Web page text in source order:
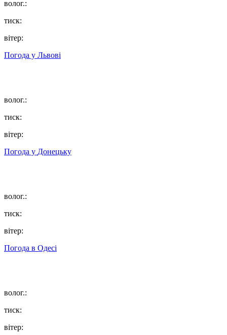
волог.:
тиск:
вітер:
Погода у Львові
волог.:
тиск:
вітер:
Погода у Донецьку
волог.:
тиск:
вітер:
Погода в Одесі
волог.:
тиск:
вітер: